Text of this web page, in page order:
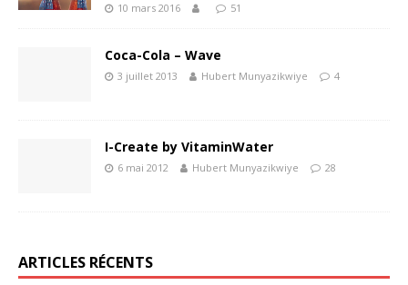
10 mars 2016 51
Coca-Cola – Wave
3 juillet 2013 Hubert Munyazikwiye 4
I-Create by VitaminWater
6 mai 2012 Hubert Munyazikwiye 28
ARTICLES RÉCENTS